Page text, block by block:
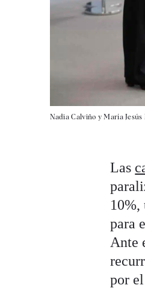
Nadia Calviño y María
Las
10%,
para
Ante
por